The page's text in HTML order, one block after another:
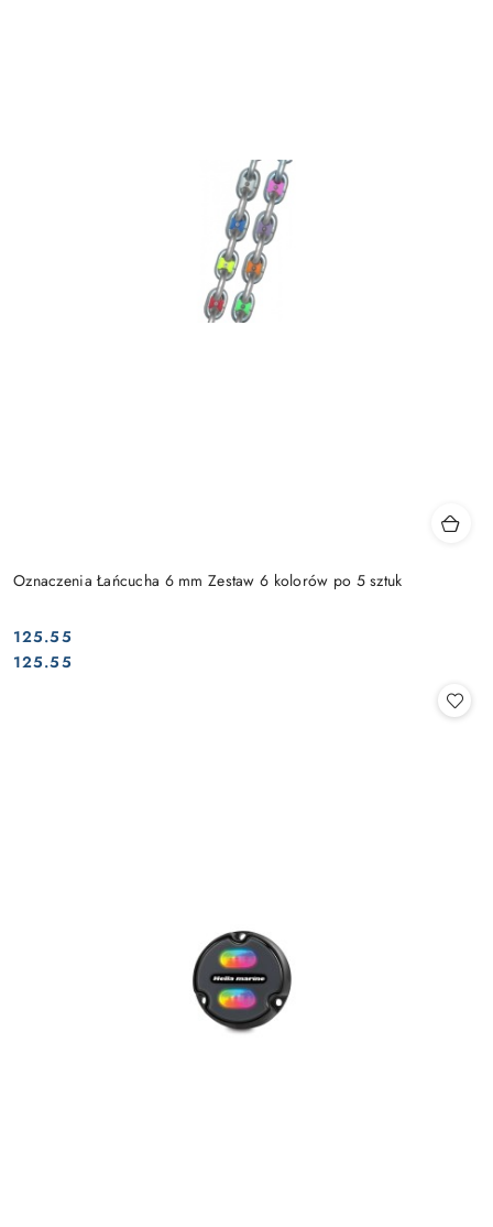
Oznaczenia Łańcucha 6 mm Zestaw 6 kolorów po 5 sztuk
Cena:
125.55
Cena:
125.55